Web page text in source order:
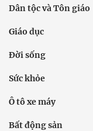
Dân tộc và Tôn giáo
Giáo dục
Đời sống
Sức khỏe
Ô tô xe máy
Bất động sản